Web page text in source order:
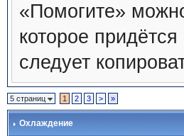
«Помогите»
которое
следует
5 страниц 1 2 3 > »
Охлаждение